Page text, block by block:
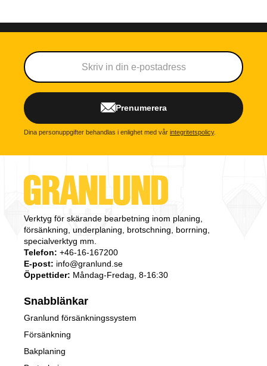
Prenumerera
Dina personuppgifter behandlas i enlighet med vår integritetspolicy.
Verktyg för skärande bearbetning inom planing,
försänkning, underplaning, brotschning, borrning,
specialverktyg mm.
Telefon: +46-16-167200
E-post: info@granlund.se
Öppettider: Måndag-Fredag, 8-16:30
Snabblänkar
Granlund försänkningssystem
Försänkning
Bakplaning